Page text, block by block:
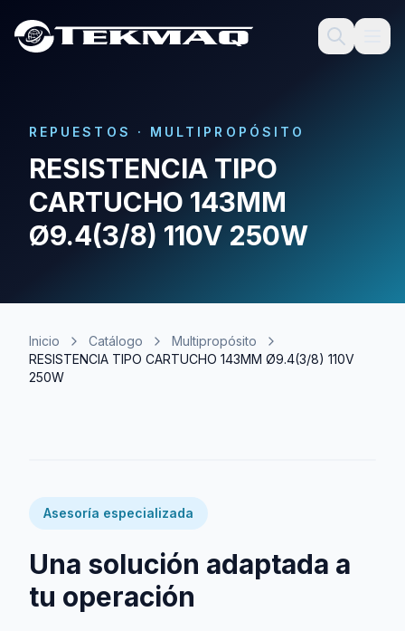
REPUESTOS · MULTIPROPÓSITO
RESISTENCIA TIPO
CARTUCHO 143MM
Ø9.4(3/8) 110V 250W
Inicio Catálogo
Multipropósito
RESISTENCIA TIPO CARTUCHO 143MM Ø9.4(3/8) 110V
250W
Asesoría especializada
Una solución adaptada a
tu operación